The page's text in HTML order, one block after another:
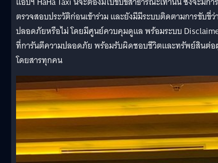
ตรวจสอบประวัติก่อนเข้าร่วม และยังมีมีระบบติดตามการขับขี่ว่
ปลอดภัยหรือไม่ โดยมีศูนย์ควบคุมดูแล พร้อมระบบ
ที่การันตีความปลอดภัย พร้อมรับผิดชอบชีวิตและทรัพย์สินต่
โดยสารทุกคน